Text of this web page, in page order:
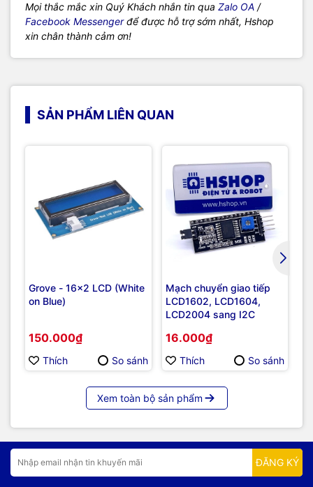
Mọi thắc mắc xin Quý Khách nhắn tin qua Zalo OA /
Facebook Messengerđể được hỗ trợ sớm nhất, Hshop
xin chân thành cảm ơn!
SẢN PHẨM LIÊN QUAN
Grove - 16x2 LCD (White
on Blue)
150.000₫
Thích So sánh
Mạch chuyển giao tiếp
LCD1602, LCD1604,
LCD2004 sang I2C
16.000₫
Thích So sánh
Xem toàn bộ sản phẩm
ĐĂNG KÝ